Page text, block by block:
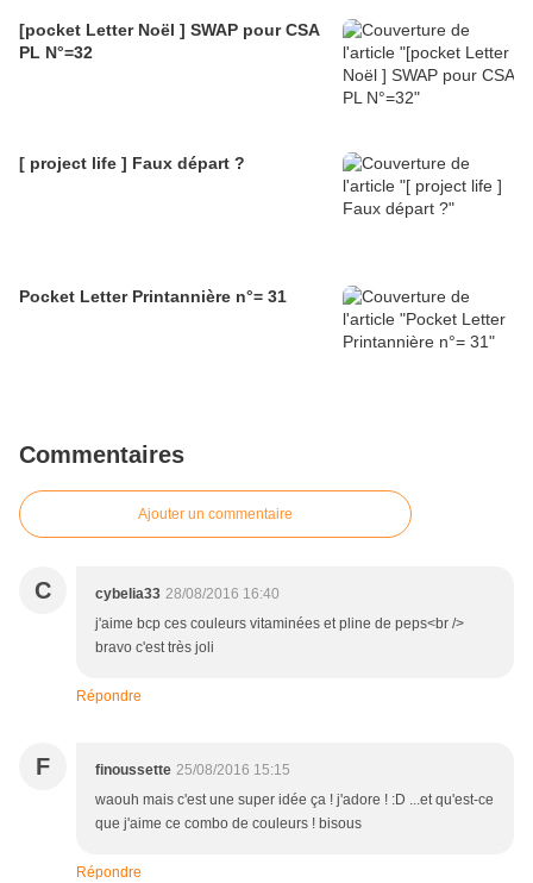
[pocket Letter Noël ] SWAP pour CSA
PL N°=32
[ project life ] Faux départ ?
Pocket Letter Printannière n°= 31
Commentaires
Ajouter un commentaire
C cybelia33 28/08/2016 16:40
j'aime bcp ces couleurs vitaminées et pline de peps<br />
bravo c'est très joli
Répondre
F finoussette 25/08/2016 15:15
waouh mais c'est une super idée ça ! j'adore ! :D ...et qu'est-ce
que j'aime ce combo de couleurs ! bisous
Répondre